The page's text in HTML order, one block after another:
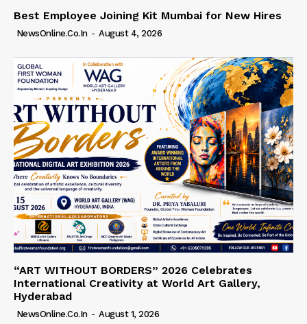
Best Employee Joining Kit Mumbai for New Hires
NewsOnline.co.in - August 4, 2026
“ART WITHOUT BORDERS” 2026 Celebrates
International Creativity at World Art Gallery,
Hyderabad
NewsOnline.co.in - August 1, 2026